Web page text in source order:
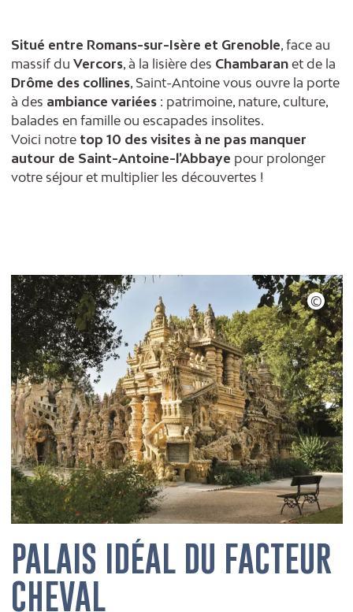
Situé entre Romans-sur-Isère et Grenoble, face au
massif du Vercors, à la lisière des Chambaranet de la
Drôme des collines, Saint-Antoine vous ouvre la porte
à des ambiance variées: patrimoine, nature, culture,
balades en famille ou escapades insolites.
Voici notre top 10 des visites à ne pas manquer
autour de Saint-Antoine-l’Abbaye pour prolonger
votre séjour et multiplier les découvertes !
PALAIS IDÉAL DU FACTEUR
CHEVAL